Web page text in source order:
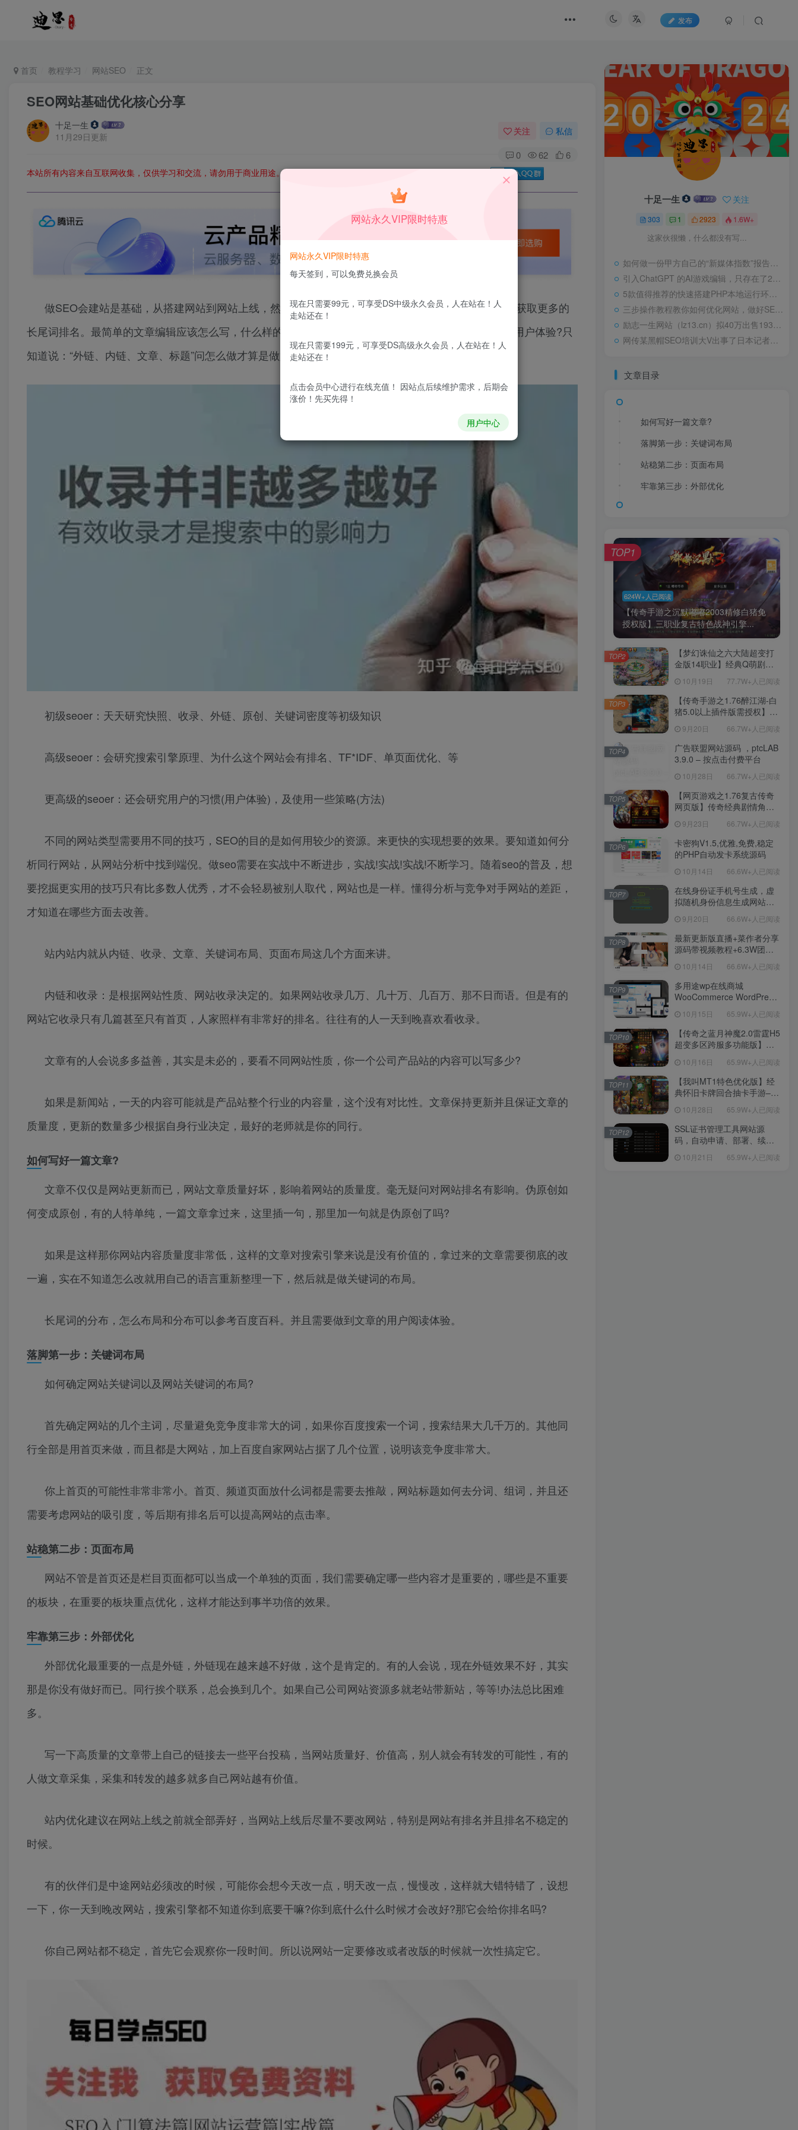
发布
首页 教程学习 网站SEO 正文
SEO网站基础优化核心分享
十足一生
11月29日更新
关注 私信
0 62 6
本站所有内容来自互联网收集，仅供学习和交流，请勿用于商业用途。如有侵权、不妥之处，请第一时间联系我们删除！Q群：
做SEO会建站是基础，从搭建网站到网站上线，然后到怎么获取排名，有排名之后怎么稳定排名并且获取更多的
长尾词排名。最简单的文章编辑应该怎么写，什么样的文章才符合搜索引擎的要求?什么样的网站才符合用户体验?只
知道说：“外链、内链、文章、标题”问怎么做才算是做好又一脸蒙逼!
初级seoer：天天研究快照、收录、外链、原创、关键词密度等初级知识
高级seoer：会研究搜索引擎原理、为什么这个网站会有排名、TF*IDF、单页面优化、等
更高级的seoer：还会研究用户的习惯(用户体验)，及使用一些策略(方法)
不同的网站类型需要用不同的技巧，SEO的目的是如何用较少的资源。来更快的实现想要的效果。要知道如何分
析同行网站，从网站分析中找到端倪。做seo需要在实战中不断进步，实战!实战!实战!不断学习。随着seo的普及，想
要挖掘更实用的技巧只有比多数人优秀，才不会轻易被别人取代，网站也是一样。懂得分析与竞争对手网站的差距，
才知道在哪些方面去改善。
站内站内就从内链、收录、文章、关键词布局、页面布局这几个方面来讲。
内链和收录：是根据网站性质、网站收录决定的。如果网站收录几万、几十万、几百万、那不日而语。但是有的
网站它收录只有几篇甚至只有首页，人家照样有非常好的排名。往往有的人一天到晚喜欢看收录。
文章有的人会说多多益善，其实是未必的，要看不同网站性质，你一个公司产品站的内容可以写多少?
如果是新闻站，一天的内容可能就是产品站整个行业的内容量，这个没有对比性。文章保持更新并且保证文章的
质量度，更新的数量多少根据自身行业决定，最好的老师就是你的同行。
如何写好一篇文章?
文章不仅仅是网站更新而已，网站文章质量好坏，影响着网站的质量度。毫无疑问对网站排名有影响。伪原创如
何变成原创，有的人特单纯，一篇文章拿过来，这里插一句，那里加一句就是伪原创了吗?
如果是这样那你网站内容质量度非常低，这样的文章对搜索引擎来说是没有价值的，拿过来的文章需要彻底的改
一遍，实在不知道怎么改就用自己的语言重新整理一下，然后就是做关键词的布局。
长尾词的分布，怎么布局和分布可以参考百度百科。并且需要做到文章的用户阅读体验。
落脚第一步：关键词布局
如何确定网站关键词以及网站关键词的布局?
首先确定网站的几个主词，尽量避免竞争度非常大的词，如果你百度搜索一个词，搜索结果大几千万的。其他同
行全部是用首页来做，而且都是大网站，加上百度自家网站占据了几个位置，说明该竞争度非常大。
你上首页的可能性非常非常小。首页、频道页面放什么词都是需要去推敲，网站标题如何去分词、组词，并且还
需要考虑网站的吸引度，等后期有排名后可以提高网站的点击率。
站稳第二步：页面布局
网站不管是首页还是栏目页面都可以当成一个单独的页面，我们需要确定哪一些内容才是重要的，哪些是不重要
的板块，在重要的板块重点优化，这样才能达到事半功倍的效果。
牢靠第三步：外部优化
外部优化最重要的一点是外链，外链现在越来越不好做，这个是肯定的。有的人会说，现在外链效果不好，其实
那是你没有做好而已。同行挨个联系，总会换到几个。如果自己公司网站资源多就老站带新站，等等!办法总比困难
多。
写一下高质量的文章带上自己的链接去一些平台投稿，当网站质量好、价值高，别人就会有转发的可能性，有的
人做文章采集，采集和转发的越多就多自己网站越有价值。
站内优化建议在网站上线之前就全部弄好，当网站上线后尽量不要改网站，特别是网站有排名并且排名不稳定的
时候。
有的伙伴们是中途网站必须改的时候，可能你会想今天改一点，明天改一点，慢慢改，这样就大错特错了，设想
一下，你一天到晚改网站，搜索引擎都不知道你到底要干嘛?你到底什么什么时候才会改好?那它会给你排名吗?
你自己网站都不稳定，首先它会观察你一段时间。所以说网站一定要修改或者改版的时候就一次性搞定它。
十足一生 关注
303 1 2923 1.6W+
这家伙很懒，什么都没有写...
如何做一份甲方自己的“新媒体指数”报告？试试“3-10模型”又一领土回归中国版图，面积4.7平方千米，五处竖界碑宣告主权
引入ChatGPT 的AI游戏编辑，只存在了24小时高中“0分”试卷火了，阅卷老师气得直跳脚，美术老师却谄媚一笑
5款值得推荐的快速搭建PHP本地运行环境Web工具包天下第一淫棍，设计玷污60位女艺人被判入狱29年，仍飞扬跋扈
三步操作教程教你如何优化网站，做好SEO优化
励志一生网站（lz13.cn）拟40万出售1934年，林徽因在耀州城门外，罕见留影，依旧容颜美丽，身姿轻盈
网传某黑帽SEO培训大V出事了日本记者：北方四岛属于哪国？中方的巧妙回答令对方如芒刺背
文章目录
如何写好一篇文章?
落脚第一步：关键词布局
站稳第二步：页面布局
牢靠第三步：外部优化
624W+人已阅读
【传奇手游之沉默嘟嘟2003精修白猪免
授权版】三职业复古特色战神引擎...
TOP1
【梦幻诛仙之六大陆超变打
金版14职业】经典Q萌剧情
Linux服务端源码视频架设教
程-新版多功能GM网页后台
工具-安卓苹果IOS双端版
本！
10月19日 77.7W+人已阅读
TOP2
【传奇手游之1.76醉江湖-白
猪5.0以上插件版需授权】三
手游-Win服务端源码视频架
设教程-新版GM多功能网页
授权物品后台-九层妖塔-法宠
系统-历练殿堂-尸家重地-GM
直冲网页后台-安卓苹果IOS
双端版本！
9月20日 66.7W+人已阅读
TOP3
广告联盟网站源码 ，ptcLAB
3.9.0 – 按点击付费平台
10月28日 66.7W+人已阅读
TOP4
【网页游戏之1.76复古传奇
网页版】传奇经典剧情角色
Win服务端源码视频架设教
程！
9月23日 66.7W+人已阅读
TOP5
卡密狗V1.5,优雅,免费,稳定
的PHP自动发卡系统源码
10月14日 66.6W+人已阅读
TOP6
在线身份证手机号生成，虚
拟随机身份信息生成网站源
9月20日 66.6W+人已阅读
TOP7
最新更新版直播+菜作者分享
源码带视频教程+6.3W团购
【源码+教程】
10月14日 66.6W+人已阅读
TOP8
多用途wp在线商城
WooCommerce WordPress
10月15日 65.9W+人已阅读
TOP9
【传奇之蓝月神魔2.0雷霆H5
超变多区跨服多功能版】三
理单机一键即玩镜像端-打包
Linux服务端源码-视频架设
教程
10月16日 65.9W+人已阅读
TOP10
【我叫MT1特色优化版】经
典怀旧卡牌回合抽卡手游–打
教程-多功能GM后台工具-网
页注册-安卓版本！
10月28日 65.9W+人已阅读
TOP11
SSL证书管理工具网站源
码，自动申请、部署、续期
10月21日 65.9W+人已阅读
TOP12
网站永久VIP限时特惠
网站永久VIP限时特惠
每天签到，可以免费兑换会员
现在只需要99元，可享受DS中级永久会员，人在站在！人
走站还在！
现在只需要199元，可享受DS高级永久会员，人在站在！人
走站还在！
点击会员中心进行在线充值！ 因站点后续维护需求，后期会
涨价！先买先得！
用户中心